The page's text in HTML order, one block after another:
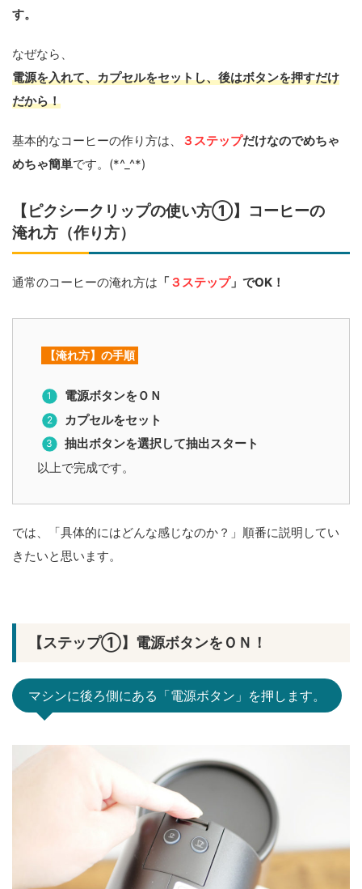
す。
なぜなら、
電源を入れて、カプセルをセットし、後はボタンを押すだけ
だから！
基本的なコーヒーの作り方は、 ３ステップだけなのでめちゃ
めちゃ簡単です。(*^_^*)
【ピクシークリップの使い方①】コーヒーの
淹れ方（作り方）
通常のコーヒーの淹れ方は 「 ３ステップ」でOK！
【淹れ方】の手順
電源ボタンをＯＮ
カプセルをセット
抽出ボタンを選択して抽出スタート
以上で完成です。
では、「具体的にはどんな感じなのか？」順番に説明してい
きたいと思います。
【ステップ①】電源ボタンをＯＮ！
マシンに後ろ側にある「電源ボタン」を押します。